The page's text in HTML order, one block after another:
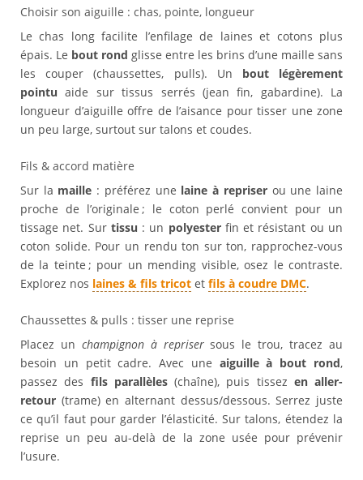
Choisir son aiguille : chas, pointe, longueur
Le chas long facilite l’enfilage de laines et cotons plus
épais. Le bout rond glisse entre les brins d’une maille sans
les couper (chaussettes, pulls). Un bout légèrement
pointu aide sur tissus serrés (jean fin, gabardine). La
longueur d’aiguille offre de l’aisance pour tisser une zone
un peu large, surtout sur talons et coudes.
Fils & accord matière
Sur la maille : préférez une laine à repriserou une laine
proche de l’originale ; le coton perlé convient pour un
tissage net. Sur tissu : un polyesterfin et résistant ou un
coton solide. Pour un rendu ton sur ton, rapprochez-vous
de la teinte ; pour un mending visible, osez le contraste.
Explorez nos laines & fils tricot et fils à coudre DMC.
Chaussettes & pulls : tisser une reprise
Placez un champignon à reprisersous le trou, tracez au
besoin un petit cadre. Avec une aiguille à bout rond,
passez des fils parallèles(chaîne), puis tissez en aller-
retour (trame) en alternant dessus/dessous. Serrez juste
ce qu’il faut pour garder l’élasticité. Sur talons, étendez la
reprise un peu au-delà de la zone usée pour prévenir
l’usure.